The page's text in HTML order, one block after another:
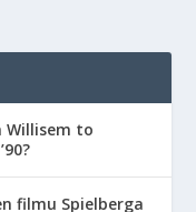
Willisem to
filmu Spielberga